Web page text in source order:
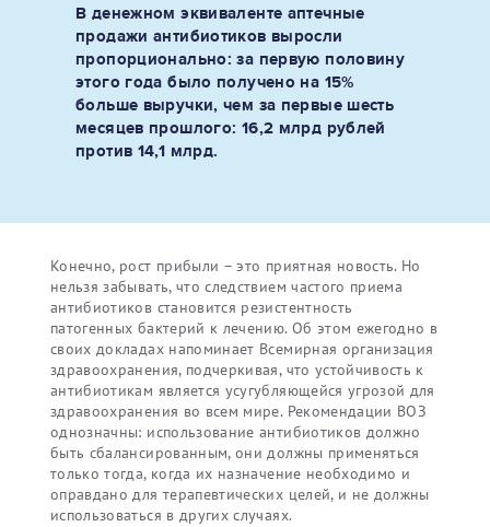
В денежном эквиваленте аптечные
продажи антибиотиков выросли
пропорционально: за первую половину
этого года было получено на 15%
больше выручки, чем за первые шесть
месяцев прошлого: 16,2 млрд рублей
против 14,1 млрд.
Конечно, рост прибыли – это приятная новость. Но
нельзя забывать, что следствием частого приема
антибиотиков становится резистентность
патогенных бактерий к лечению. Об этом ежегодно в
своих докладах напоминает Всемирная организация
здравоохранения, подчеркивая, что устойчивость к
антибиотикам является усугубляющейся угрозой для
здравоохранения во всем мире. Рекомендации ВОЗ
однозначны: использование антибиотиков должно
быть сбалансированным, они должны применяться
только тогда, когда их назначение необходимо и
оправдано для терапевтических целей, и не должны
использоваться в других случаях.